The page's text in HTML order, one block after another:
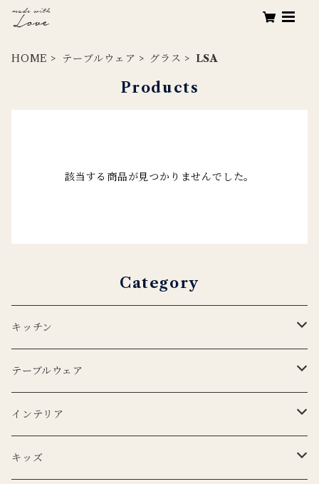
HOME テーブルウェア グラス LSA
Products
該当する商品が見つかりませんでした。
Category
キッチン
エプロン
Lino e Lina
BERTOZZI
キッチンクロス
Lino e Lina
テーブルウェア
プレート
CARRON
ボウル
インテリア
ポータブルランプ
キッズ